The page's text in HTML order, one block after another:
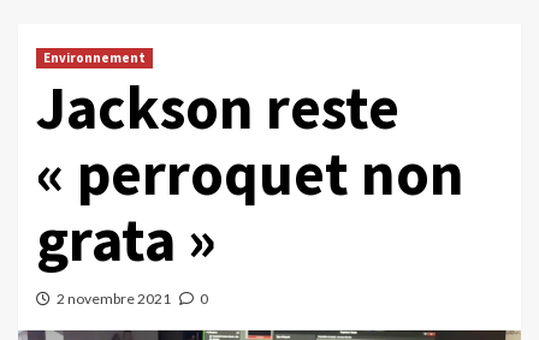
Environnement
Jackson reste
« perroquet non
grata »
2 novembre 2021 0